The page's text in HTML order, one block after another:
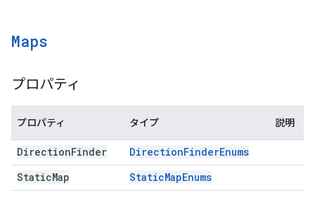
Maps
プロパティ
プロパティ タイプ 説明
DirectionFinder DirectionFinderEnums
StaticMap StaticMapEnums